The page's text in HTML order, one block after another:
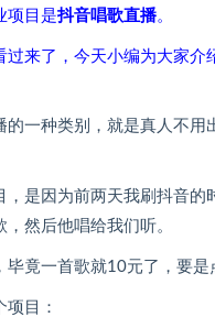
项目是抖音唱歌直播。
来了，今天小编为大家介
一种类别，就是真人不
是因为前两天我刷抖音
然后他唱给我们听。
竟一首歌就10元了，要
目：